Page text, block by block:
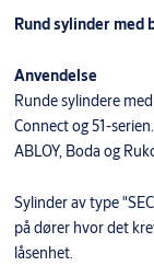
Rund sylinder med
Anvendelse
Runde sylindere
Connect og 51-
ABLOY, Boda og
Sylinder av type
på dører hvor det
låsenhet.